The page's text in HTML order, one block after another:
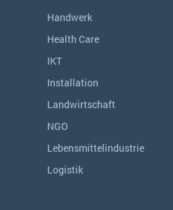
Handwerk
Health Care
IKT
Installation
Landwirtschaft
NGO
Lebensmittelindustrie
Logistik